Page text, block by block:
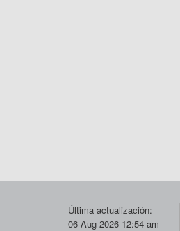
Última actualización:
06-Aug-2026 12:54 am